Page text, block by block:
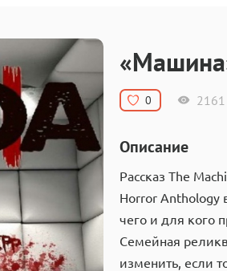
Драматургия
Компьютеры и Интернет
Фольклор
0 2161
Описание
Рассказ The
Horror Anthology
чего и для кого
Семейная
изменить, если